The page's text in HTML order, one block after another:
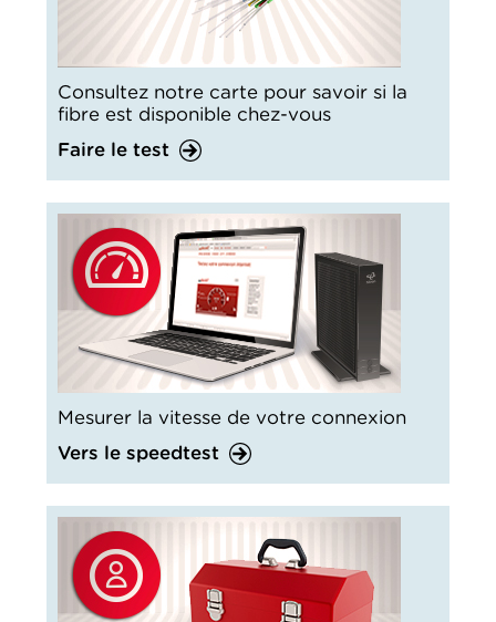
Consultez notre carte pour savoir si la
fibre est disponible chez-vous
Faire le test
Mesurer la vitesse de votre connexion
Vers le speedtest